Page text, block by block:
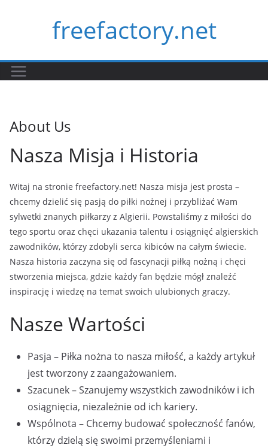
freefactory.net
About Us
Nasza Misja i Historia
Witaj na stronie freefactory.net! Nasza misja jest prosta –
chcemy dzielić się pasją do piłki nożnej i przybliżać Wam
sylwetki znanych piłkarzy z Algierii. Powstaliśmy z miłości do
tego sportu oraz chęci ukazania talentu i osiągnięć algierskich
zawodników, którzy zdobyli serca kibiców na całym świecie.
Nasza historia zaczyna się od fascynacji piłką nożną i chęci
stworzenia miejsca, gdzie każdy fan będzie mógł znaleźć
inspirację i wiedzę na temat swoich ulubionych graczy.
Nasze Wartości
Pasja – Piłka nożna to nasza miłość, a każdy artykuł
jest tworzony z zaangażowaniem.
Szacunek – Szanujemy wszystkich zawodników i ich
osiągnięcia, niezależnie od ich kariery.
Wspólnota – Chcemy budować społeczność fanów,
którzy dzielą się swoimi przemyśleniami i